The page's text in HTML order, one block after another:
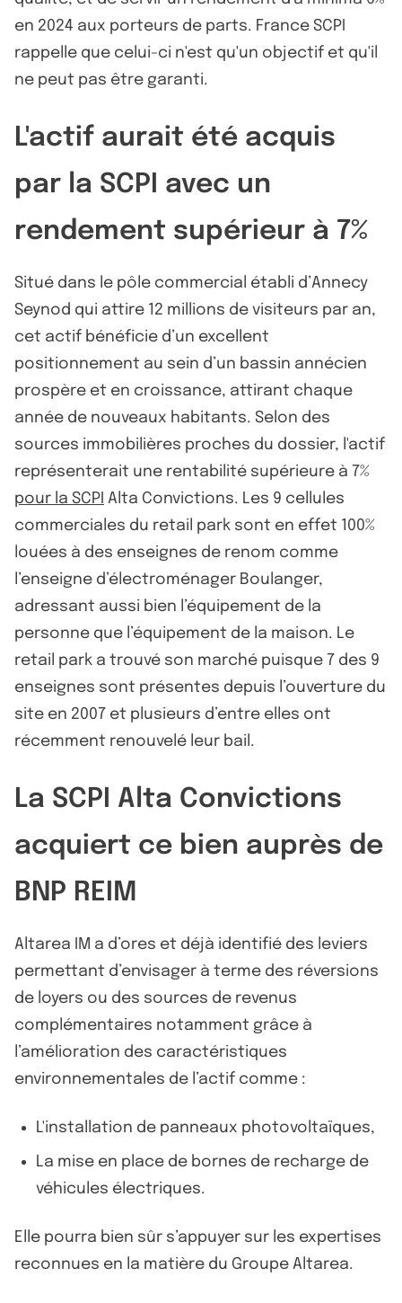
en 2024 aux porteurs de parts. France SCPI
rappelle que celui-ci n'est qu'un objectif et qu'il
ne peut pas être garanti.
L'actif aurait été acquis
par la SCPI avec un
rendement supérieur à 7%
Situé dans le pôle commercial établi d’Annecy
Seynod qui attire 12 millions de visiteurs par an,
cet actif bénéficie d’un excellent
positionnement au sein d’un bassin annécien
prospère et en croissance, attirant chaque
année de nouveaux habitants. Selon des
sources immobilières proches du dossier, l'actif
représenterait une rentabilité supérieure à 7%
pour la SCPI Alta Convictions. Les 9 cellules
commerciales du retail park sont en effet 100%
louées à des enseignes de renom comme
l’enseigne d’électroménager Boulanger,
adressant aussi bien l’équipement de la
personne que l’équipement de la maison. Le
retail park a trouvé son marché puisque 7 des 9
enseignes sont présentes depuis l’ouverture du
site en 2007 et plusieurs d’entre elles ont
récemment renouvelé leur bail.
La SCPI Alta Convictions
acquiert ce bien auprès de
BNP REIM
Altarea IM a d’ores et déjà identifié des leviers
permettant d’envisager à terme des réversions
de loyers ou des sources de revenus
complémentaires notamment grâce à
l’amélioration des caractéristiques
environnementales de l’actif comme :
L'installation de panneaux photovoltaïques,
La mise en place de bornes de recharge de
véhicules électriques.
Elle pourra bien sûr s’appuyer sur les expertises
reconnues en la matière du Groupe Altarea.